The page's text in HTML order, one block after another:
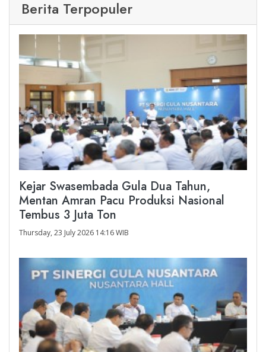
Berita Terpopuler
Kejar Swasembada Gula Dua Tahun,
Mentan Amran Pacu Produksi Nasional
Tembus 3 Juta Ton
Thursday, 23 July 2026 14:16 WIB